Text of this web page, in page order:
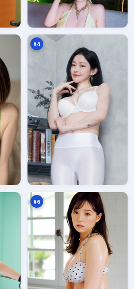
#4
寒
秩
序
万
#6
暗
之
下
97
万